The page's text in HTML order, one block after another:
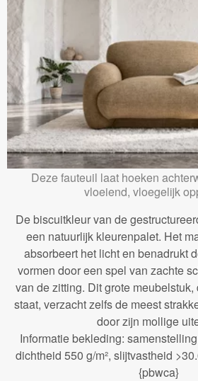
Deze fauteuil laat hoeken
vloeiend, vloegelijk
De biscuitkleur van de
een natuurlijk kleurenpalet. Het
absorbeert het licht en benadrukt
vormen door een spel van zachte
van de zitting. Dit grote
staat, verzacht zelfs de meest
door zijn mollige
Informatie bekleding:
dichtheid 550 g/m², slijtvastheid
{pbwca}